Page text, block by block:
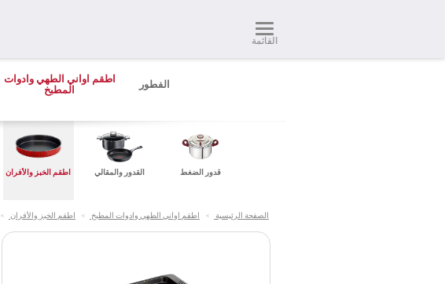
القائمة
الفطور
اطقم اواني الطهي وادوات
المطبخ
قدور الضغط القدور والمقالي اطقم الخبز والأفران
الصفحة الرئيسية > اطقم اواني الطهي وادوات المطبخ > اطقم الخبز والأفران >